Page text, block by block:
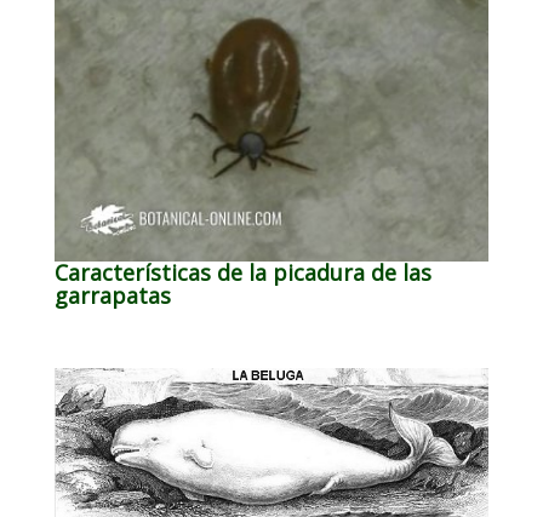
Características de la picadura de las
garrapatas